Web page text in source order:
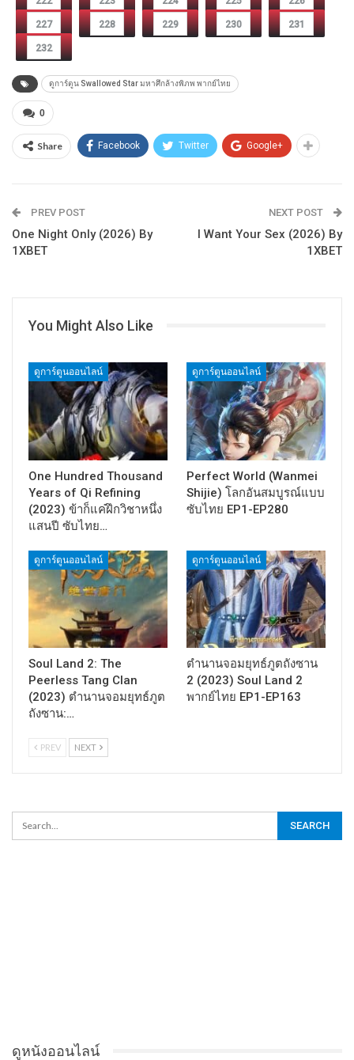
227 228 229 230 231
232
ดูการ์ตูน Swallowed Star มหาศึกล้างพิภพ พากย์ไทย
0
Share Facebook Twitter Google+
PREV POST
One Night Only (2026) By
1XBET
NEXT POST
I Want Your Sex (2026) By
1XBET
You Might Also Like
ดูการ์ตูนออนไลน์
One Hundred Thousand
Years of Qi Refining
(2023) ข้าก็แค่ฝึกวิชาหนึ่ง
แสนปี ซับไทย…
ดูการ์ตูนออนไลน์
Perfect World (Wanmei
Shijie) โลกอันสมบูรณ์แบบ
ซับไทย EP1-EP280
ดูการ์ตูนออนไลน์
Soul Land 2: The
Peerless Tang Clan
(2023) ตำนานจอมยุทธ์ภูต
ถังซาน:…
ดูการ์ตูนออนไลน์
ตำนานจอมยุทธ์ภูตถังซาน
2 (2023) Soul Land 2
พากย์ไทย EP1-EP163
PREV NEXT
ดูหนังออนไลน์